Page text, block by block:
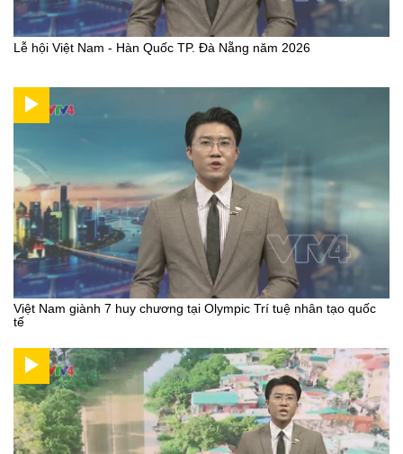
Lễ hội Việt Nam - Hàn Quốc TP. Đà Nẵng năm 2026
Việt Nam giành 7 huy chương tại Olympic Trí tuệ nhân tạo quốc
tế